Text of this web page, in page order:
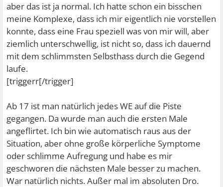
aber das ist ja normal. Ich hatte schon ein bisschen
meine Komplexe, dass ich mir eigentlich nie vorstellen
konnte, dass eine Frau speziell was von mir will, aber
ziemlich unterschwellig, ist nicht so, dass ich dauernd
mit dem schlimmsten Selbsthass durch die Gegend
laufe.
[triggerr[/trigger]
Ab 17 ist man natürlich jedes WE auf die Piste
gegangen. Da wurde man auch die ersten Male
angeflirtet. Ich bin wie automatisch raus aus der
Situation, aber ohne große körperliche Symptome
oder schlimme Aufregung und habe es mir
geschworen die nächsten Male besser zu machen.
War natürlich nichts. Außer mal im absoluten Dro.